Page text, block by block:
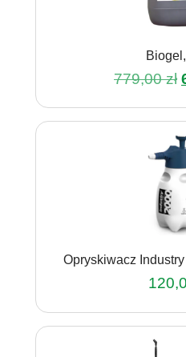
779,00zł
Opryskiwacz